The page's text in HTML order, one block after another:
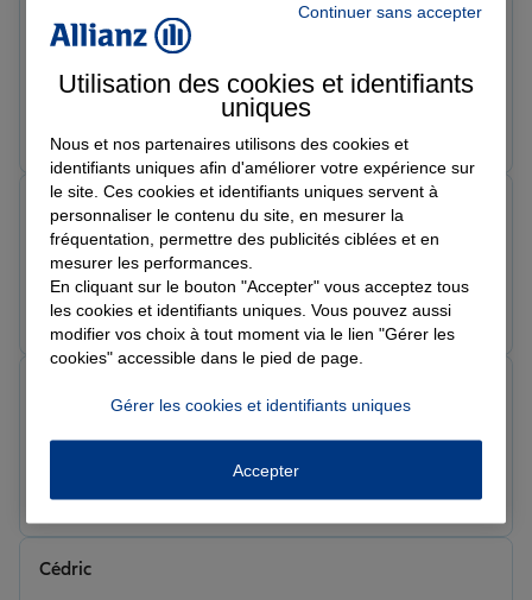
Note de 5 sur 5
Amine H.
Prendre un RDV
Note de 5 sur 5
Le 11/06/2026 - Agence FOUGERES
Prendre un RDV Voir l'agence
Note de 5 sur 5
Cédric
Continuer sans accepter
Utilisation des cookies et identifiants
uniques
Nous et nos partenaires utilisons des cookies et
identifiants uniques afin d'améliorer votre expérience sur
le site. Ces cookies et identifiants uniques servent à
personnaliser le contenu du site, en mesurer la
fréquentation, permettre des publicités ciblées et en
mesurer les performances.
En cliquant sur le bouton "Accepter" vous acceptez tous
les cookies et identifiants uniques. Vous pouvez aussi
modifier vos choix à tout moment via le lien "Gérer les
cookies" accessible dans le pied de page.
Gérer les cookies et identifiants uniques
Accepter